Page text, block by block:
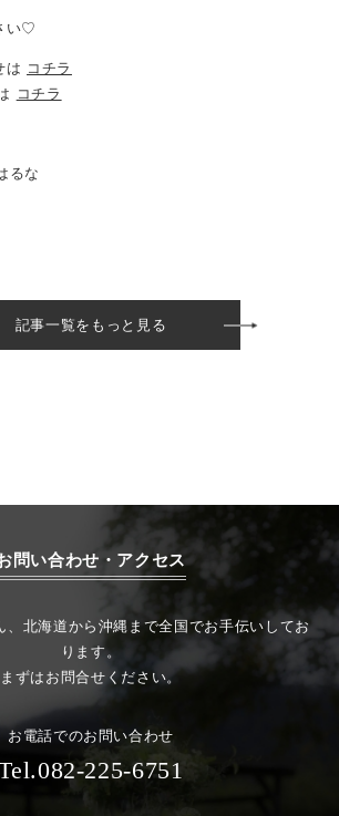
い♡
は コチラ
コチラ
るな
記事一覧をもっと見る
問い合わせ・アクセス
、北海道から沖縄まで全国でお手伝いしてお
ります。
まずはお問合せください。
お電話でのお問い合わせ
225-6751